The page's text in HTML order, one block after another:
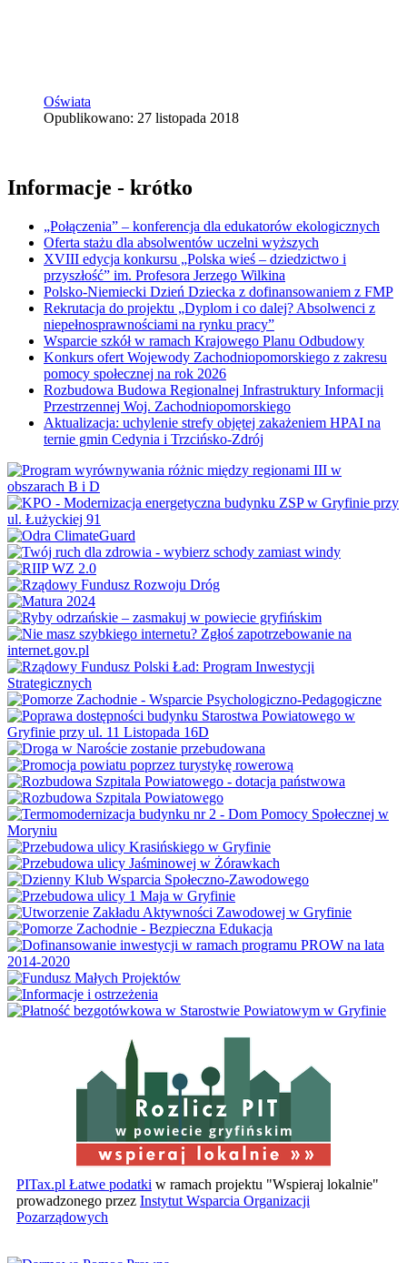
Oświata
Opublikowano: 27 listopada 2018
Informacje - krótko
„Połączenia” – konferencja dla edukatorów ekologicznych
Oferta stażu dla absolwentów uczelni wyższych
XVIII edycja konkursu „Polska wieś – dziedzictwo i
przyszłość” im. Profesora Jerzego Wilkina
Polsko-Niemiecki Dzień Dziecka z dofinansowaniem z FMP
Rekrutacja do projektu „Dyplom i co dalej? Absolwenci z
niepełnosprawnościami na rynku pracy”
Wsparcie szkół w ramach Krajowego Planu Odbudowy
Konkurs ofert Wojewody Zachodniopomorskiego z zakresu
pomocy społecznej na rok 2026
Rozbudowa Budowa Regionalnej Infrastruktury Informacji
Przestrzennej Woj. Zachodniopomorskiego
Aktualizacja: uchylenie strefy objętej zakażeniem HPAI na
ternie gmin Cedynia i Trzcińsko-Zdrój
w powiecie gryfińskim
PITax.pl Łatwe podatki w ramach projektu "Wspieraj lokalnie"
prowadzonego przez Instytut Wsparcia Organizacji
Pozarządowych